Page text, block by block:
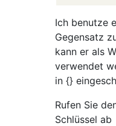
Ich benutze
Gegensatz
kann er als
verwendet
in {}
Rufen Sie
Schlüssel ab